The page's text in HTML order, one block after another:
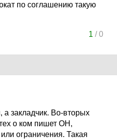
по соглашению такую
1 /0
закладчик. Во-вторых
о ком пишет ОН,
ограничения. Такая